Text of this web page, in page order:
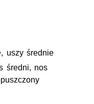
uszy średnie
średni, nos